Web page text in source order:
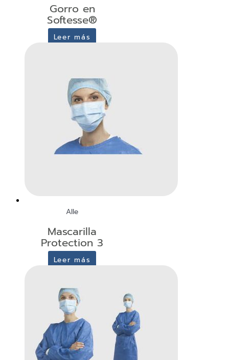
Gorro en
Softesse®
Leer más
Alle
Mascarilla
Protection 3
Leer más